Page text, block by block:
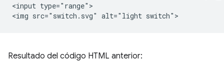
<input type="range">
Resultado del código HTML anterior: